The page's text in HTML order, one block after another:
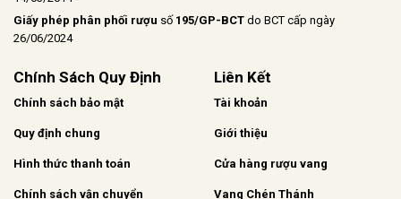
Giấy phép phân phối rượu số 195/GP-BCT do BCT cấp ngày
26/06/2024
Chính Sách Quy Định
Chính sách bảo mật
Quy định chung
Hình thức thanh toán
Chính sách vận chuyển
Liên Kết
Tài khoản
Giới thiệu
Cửa hàng rượu vang
Vang Chén Thánh